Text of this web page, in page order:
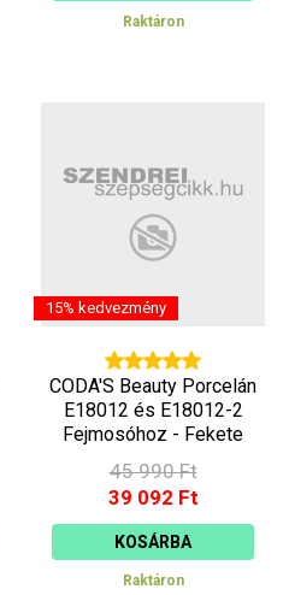
Raktáron
15% kedvezmény
CODA'S Beauty Porcelán
E18012 és E18012-2
Fejmosóhoz - Fekete
45 990 Ft
39 092 Ft
KOSÁRBA
Raktáron